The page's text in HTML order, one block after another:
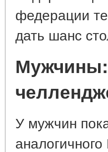
федерации
дать шанс
У мужчин